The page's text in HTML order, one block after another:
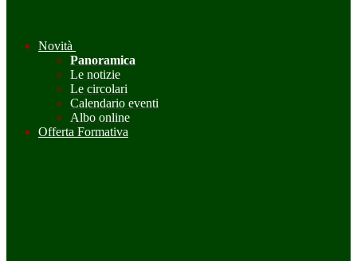
Novità
Panoramica
Le notizie
Le circolari
Calendario eventi
Albo online
Offerta Formativa